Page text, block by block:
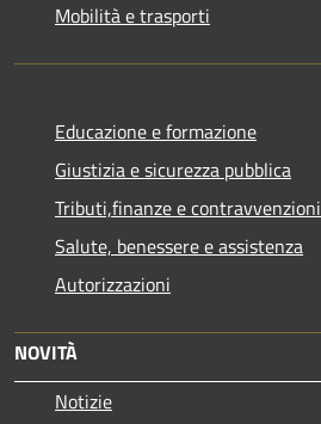
Mobilità e trasporti
Educazione e formazione
Giustizia e sicurezza pubblica
Tributi,finanze e contravvenzioni
Salute, benessere e assistenza
Autorizzazioni
NOVITÀ
Notizie